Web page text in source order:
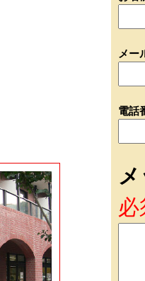
メー
電話
必